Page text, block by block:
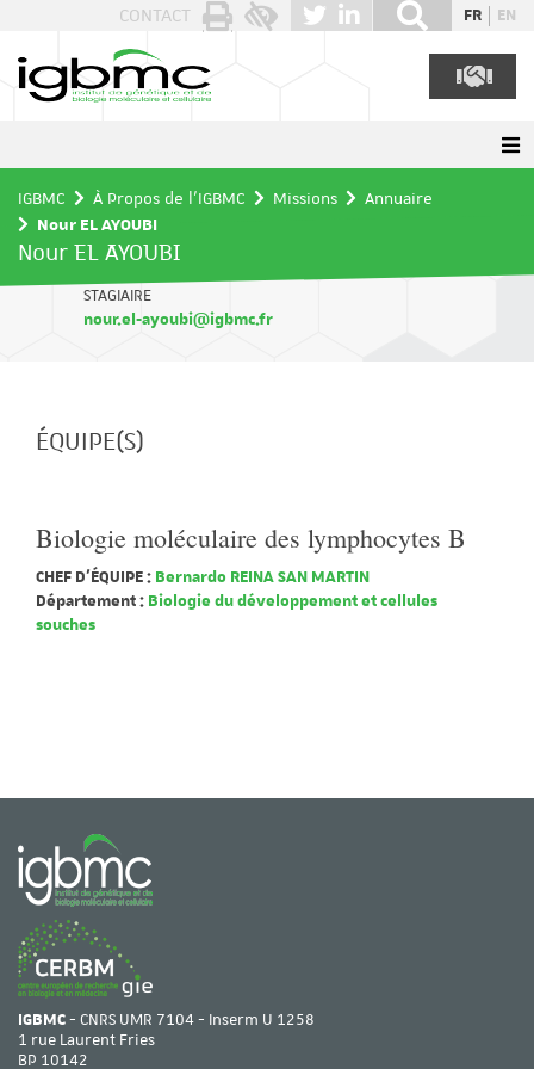
CONTACT FR EN
IGBMC À Propos de l'IGBMC Missions
Annuaire
Nour EL AYOUBI
Nour EL AYOUBI
STAGIAIRE
nour.el-ayoubi@igbmc.fr
ÉQUIPE(S)
Biologie moléculaire des lymphocytes B
CHEF D'ÉQUIPE : Bernardo REINA SAN MARTIN
Département : Biologie du développement et cellules
souches
IGBMC- CNRS UMR 7104 - Inserm U 1258
1 rue Laurent Fries
BP 10142
Panneau de gestion des cookies